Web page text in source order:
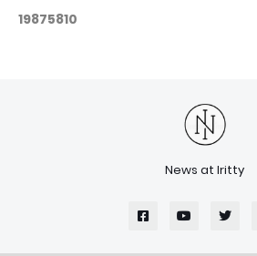
19875810
News at Iritty